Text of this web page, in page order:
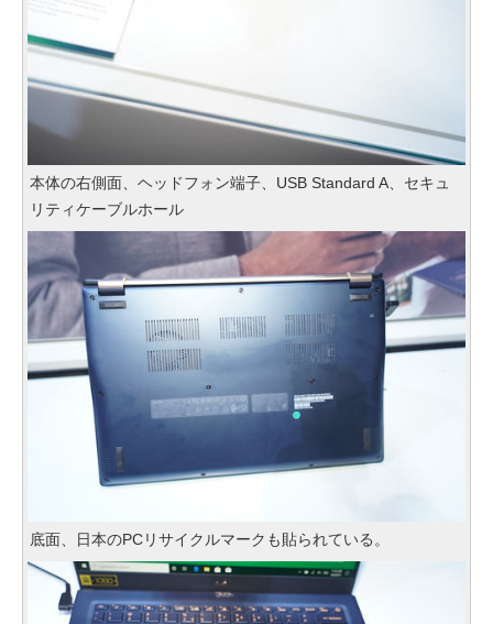
本体の右側面、ヘッドフォン端子、USB Standard A、セキュ
リティケーブルホール
底面、日本のPCリサイクルマークも貼られている。